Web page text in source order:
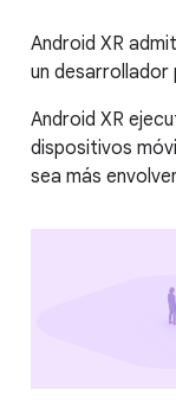
Android XR
un
Android XR
dispositivos
sea más